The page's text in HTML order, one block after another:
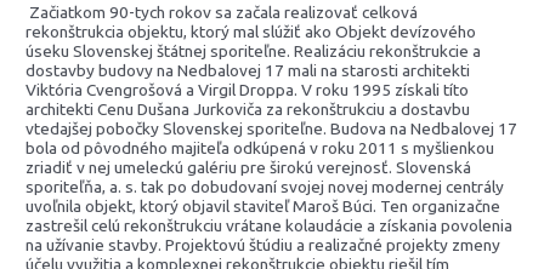
Začiatkom 90-tych rokov sa začala realizovať celková
rekonštrukcia objektu, ktorý mal slúžiť ako Objekt devízového
úseku Slovenskej štátnej sporiteľne. Realizáciu rekonštrukcie a
dostavby budovy na Nedbalovej 17 mali na starosti architekti
Viktória Cvengrošová a Virgil Droppa. V roku 1995 získali títo
architekti Cenu Dušana Jurkoviča za rekonštrukciu a dostavbu
vtedajšej pobočky Slovenskej sporiteľne. Budova na Nedbalovej 17
bola od pôvodného majiteľa odkúpená v roku 2011 s myšlienkou
zriadiť v nej umeleckú galériu pre širokú verejnosť. Slovenská
sporiteľňa, a. s. tak po dobudovaní svojej novej modernej centrály
uvoľnila objekt, ktorý objavil staviteľ Maroš Búci. Ten organizačne
zastrešil celú rekonštrukciu vrátane kolaudácie a získania povolenia
na užívanie stavby. Projektovú štúdiu a realizačné projekty zmeny
účelu využitia a komplexnej rekonštrukcie objektu riešil tím